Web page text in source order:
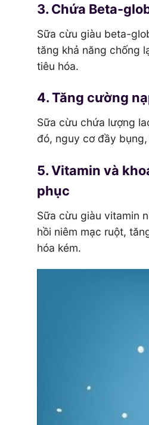
3. Chứa Beta-
Sữa cừu giàu beta-
tăng khả năng chống
tiêu hóa.
4. Tăng cường
Sữa cừu chứa lượng
đó, nguy cơ đầy
5. Vitamin và
phục
Sữa cừu giàu vitamin
hồi niêm mạc ruột,
hóa kém.